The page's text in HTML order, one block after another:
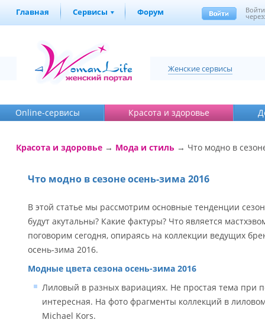
Главная Сервисы Форум Войти
Женские сервисы
Online-cервисы Красота и здоровье
Красота и здоровье → Мода и стиль → Что модно в
Что модно в сезоне осень-зима 2016
В этой статье мы рассмотрим основные тенденции
будут акутальны? Какие фактуры? Что является
поговорим сегодня, опираясь на коллекции ведущих
осень-зима 2016.
Модные цвета сезона осень-зима 2016
Лиловый в разных вариациях. Не простая тема при
интересная. На фото фрагменты коллекций в
Michael Kors.